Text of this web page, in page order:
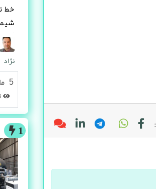
خط
نژاد
5 ماه پیش
1